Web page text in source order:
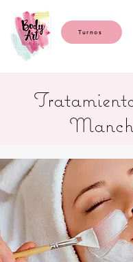
Turnos